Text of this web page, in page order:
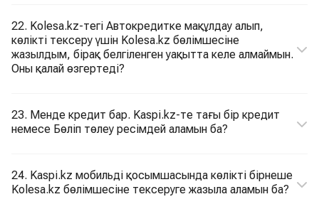
22. Kolesa.kz-тегі Автокредитке мақұлдау алып,
көлікті тексеру үшін Kolesa.kz бөлімшесіне
жазылдым, бірақ белгіленген уақытта келе алмаймын.
Оны қалай өзгертеді?
23. Менде кредит бар. Kaspi.kz-те тағы бір кредит
немесе Бөліп төлеу ресімдей аламын ба?
24. Kaspi.kz мобильді қосымшасында көлікті бірнеше
Kolesa.kz бөлімшесіне тексеруге жазыла аламын ба?